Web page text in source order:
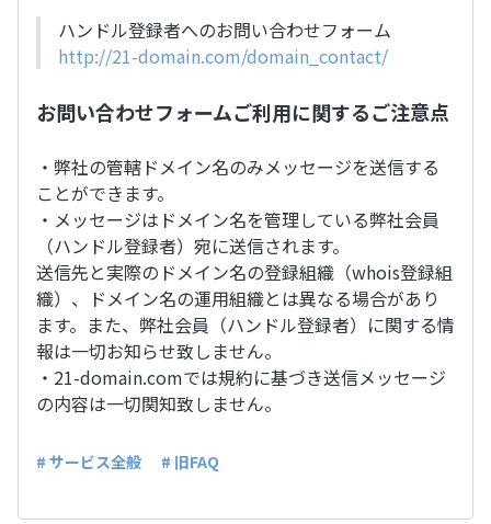
ハンドル登録者へのお問い合わせフォーム
http://21-domain.com/domain_contact/
お問い合わせフォームご利用に関するご注意点
・弊社の管轄ドメイン名のみメッセージを送信する
ことができます。
・メッセージはドメイン名を管理している弊社会員
（ハンドル登録者）宛に送信されます。
送信先と実際のドメイン名の登録組織（whois登録組
織）、ドメイン名の運用組織とは異なる場合があり
ます。また、弊社会員（ハンドル登録者）に関する情
報は一切お知らせ致しません。
・21-domain.comでは規約に基づき送信メッセージ
の内容は一切関知致しません。
# サービス全般 # 旧FAQ